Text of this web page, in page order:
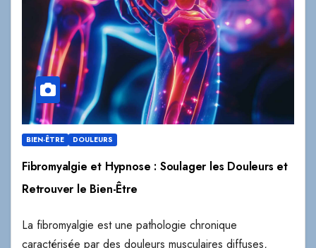
BIEN-ÊTRE DOULEURS
Fibromyalgie et Hypnose : Soulager les Douleurs et
Retrouver le Bien-Être
La fibromyalgie est une pathologie chronique
caractérisée par des douleurs musculaires diffuses,